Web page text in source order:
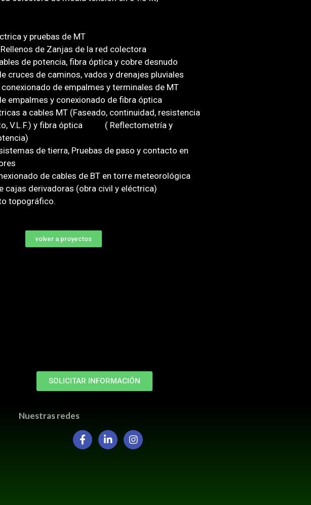
y pruebas de MT
de Zanjas de la red colectora
de potencia, fibra óptica y cobre desnudo
cruces de caminos, vados y drenajes pluviales
conexionado de empalmes y terminales de MT
empalmes y conexionado de fibra óptica
a cables MT (Faseado, continuidad, resistencia
V.L.F.) y fibra óptica ( Reflectometría y
de tierra, Pruebas de paso y contacto en
de cables de BT en torre meteorológica
cajas derivadoras (obra civil y eléctrica)
topográfico.
volver a proyectos
SOLICITAR INFORMACIÓN
Nuestras redes